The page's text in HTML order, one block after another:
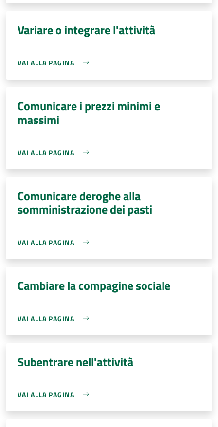
Variare o integrare l'attività
VAI ALLA PAGINA
Comunicare i prezzi minimi e
massimi
VAI ALLA PAGINA
Comunicare deroghe alla
somministrazione dei pasti
VAI ALLA PAGINA
Cambiare la compagine sociale
VAI ALLA PAGINA
Subentrare nell'attività
VAI ALLA PAGINA